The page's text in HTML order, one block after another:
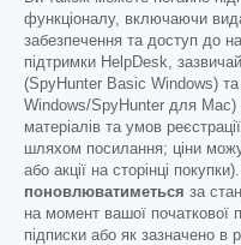
функціоналу, включаючи
забезпечення та доступ до
підтримки HelpDesk,
(SpyHunter Basic Windows) та
Windows/SpyHunter для Mac)
матеріалів та умов
шляхом посилання; ціни
або акції на сторінці
поновлюватиметься за
на момент вашої початкової
підписки або як зазначено в